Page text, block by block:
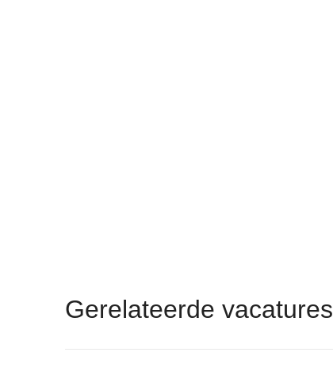
Gerelateerde vacatures